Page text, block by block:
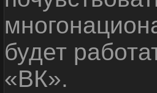
будет
«ВК».